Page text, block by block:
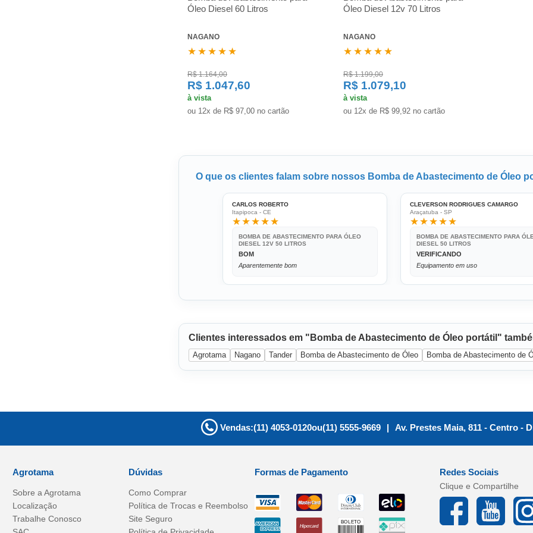
Óleo Diesel 60 Litros
NAGANO
★★★★★
R$ 1.164,00
R$ 1.047,60
à vista
ou 12x de R$ 97,00 no cartão
Óleo Diesel 12v 70 Litros
NAGANO
★★★★★
R$ 1.199,00
R$ 1.079,10
à vista
ou 12x de R$ 99,92 no cartão
O que os clientes falam sobre nossos Bomba de Abastecimento de Óleo
CARLOS ROBERTO
Itapipoca - CE
★★★★★
BOMBA DE ABASTECIMENTO PARA ÓLEO
DIESEL 12V 50 LITROS
BOM
Aparentemente bom
CLEVERSON RODRIGUES CAMARGO
Araçatuba - SP
★★★★★
BOMBA DE ABASTECIMENTO PARA
DIESEL 50 LITROS
VERIFICANDO
Equipamento em uso
Clientes interessados em "Bomba de Abastecimento de Óleo portátil"
Agrotama Nagano Tander Bomba de Abastecimento de Óleo Bomba de Abastecimento de
Vendas:(11) 4053-0120ou(11) 5555-9669 | Av. Prestes Maia, 811 - Centro -
Agrotama
Sobre a Agrotama
Localização
Trabalhe Conosco
Dúvidas
Como Comprar
Política de Trocas e Reembolso
Site Seguro
Formas de Pagamento Redes Sociais
Clique e Compartilhe